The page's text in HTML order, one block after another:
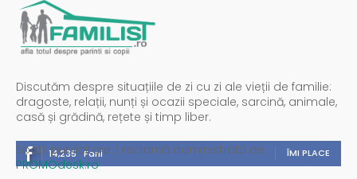
Discutăm despre situațiile de zi cu zi ale vieții de familie:
dragoste, relații, nunți și ocazii speciale, sarcină, animale,
casă și grădină, rețete și timp liber.
14,235 Fani ÎMI PLACE
Spații publicitare / reclamă administrată de
PROMOdesk.ro